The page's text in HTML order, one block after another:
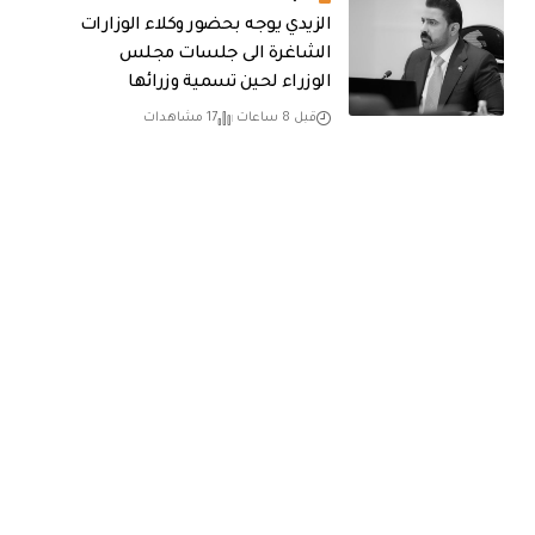
الزيدي يوجه بحضور وكلاء الوزارات
الشاغرة الى جلسات مجلس
الوزراء لحين تسمية وزرائها
قبل 8 ساعات 17 مشاهدات